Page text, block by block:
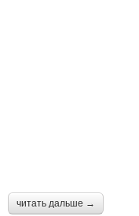
читать дальше →